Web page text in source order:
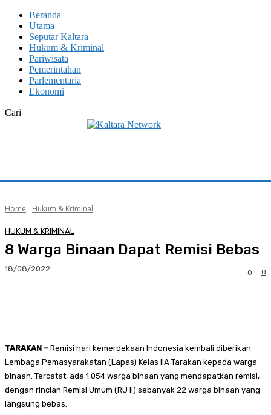
Beranda
Utama
Seputar Kaltara
Hukum & Kriminal
Pariwisata
Pemerintahan
Parlementaria
Ekonomi
Cari
Home Hukum & Kriminal
HUKUM & KRIMINAL
8 Warga Binaan Dapat Remisi Bebas
18/08/2022 0
0
TARAKAN – Remisi hari kemerdekaan Indonesia kembali diberikan
Lembaga Pemasyarakatan (Lapas) Kelas IIA Tarakan kepada warga
binaan. Tercatat, ada 1.054 warga binaan yang mendapatkan remisi,
dengan rincian Remisi Umum (RU II) sebanyak 22 warga binaan yang
langsung bebas.